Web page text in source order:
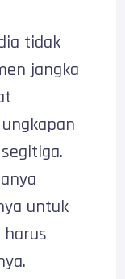
tidak
jangka
untuk